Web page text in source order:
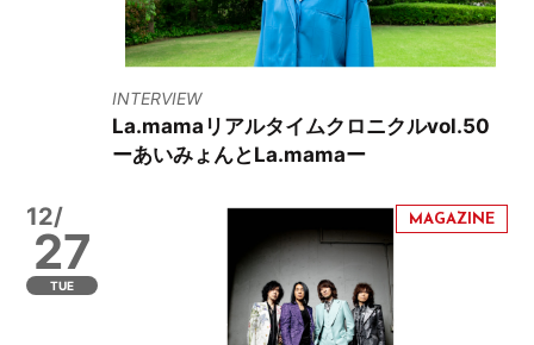
INTERVIEW
La.mamaリアルタイムクロニクルvol.50
ーあいみょんとLa.mamaー
12/
27
TUE